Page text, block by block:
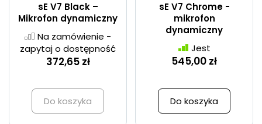
sE V7 Black –
Mikrofon dynamiczny
Na zamówienie -
zapytaj o dostępność
372,65 zł
Do koszyka
sE V7 Chrome -
mikrofon
dynamiczny
Jest
545,00 zł
Do koszyka